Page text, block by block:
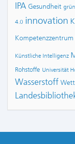
IPA Gesundheit
4.0 innovation
Künstliche Intelligenz
Rohstoffe Universität
Wasserstoff